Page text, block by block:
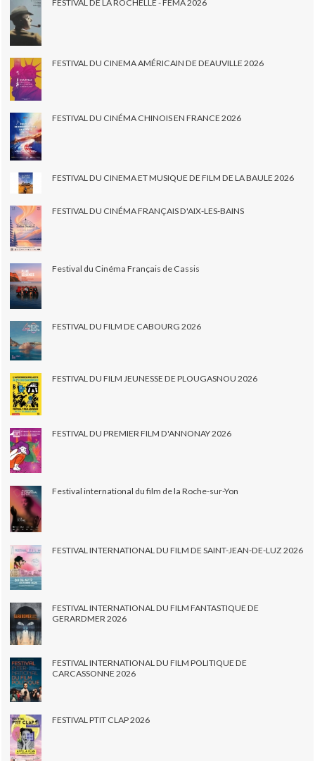
FESTIVAL DE LA ROCHELLE - FEMA 2026
FESTIVAL DU CINEMA AMÉRICAIN DE DEAUVILLE 2026
FESTIVAL DU CINÉMA CHINOIS EN FRANCE 2026
FESTIVAL DU CINEMA ET MUSIQUE DE FILM DE LA BAULE 2026
FESTIVAL DU CINÉMA FRANÇAIS D'AIX-LES-BAINS
Festival du Cinéma Français de Cassis
FESTIVAL DU FILM DE CABOURG 2026
FESTIVAL DU FILM JEUNESSE DE PLOUGASNOU 2026
FESTIVAL DU PREMIER FILM D'ANNONAY 2026
Festival international du film de la Roche-sur-Yon
FESTIVAL INTERNATIONAL DU FILM DE SAINT-JEAN-DE-LUZ 2026
FESTIVAL INTERNATIONAL DU FILM FANTASTIQUE DE
GERARDMER 2026
FESTIVAL INTERNATIONAL DU FILM POLITIQUE DE
CARCASSONNE 2026
FESTIVAL PTIT CLAP 2026